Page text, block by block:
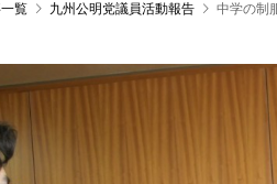
覧 九州公明党議員活動報告 中学の制